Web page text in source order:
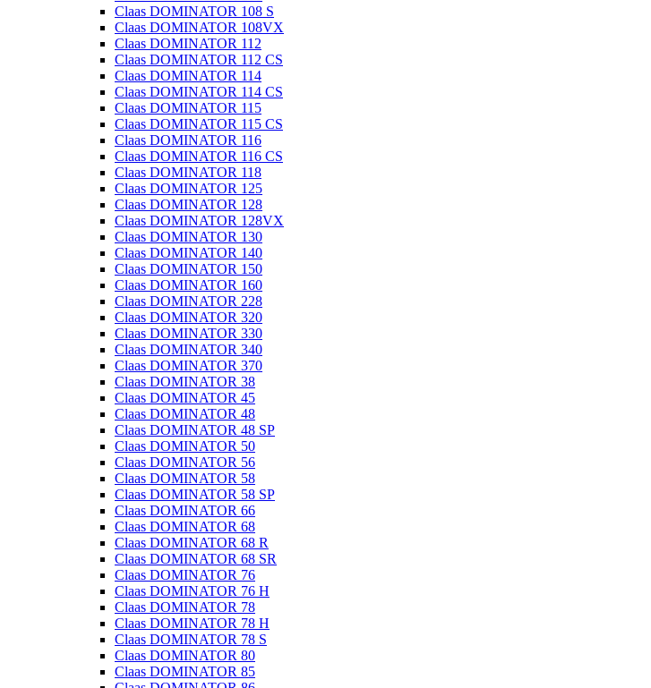
Claas DOMINATOR 108 S
Claas DOMINATOR 108VX
Claas DOMINATOR 112
Claas DOMINATOR 112 CS
Claas DOMINATOR 114
Claas DOMINATOR 114 CS
Claas DOMINATOR 115
Claas DOMINATOR 115 CS
Claas DOMINATOR 116
Claas DOMINATOR 116 CS
Claas DOMINATOR 118
Claas DOMINATOR 125
Claas DOMINATOR 128
Claas DOMINATOR 128VX
Claas DOMINATOR 130
Claas DOMINATOR 140
Claas DOMINATOR 150
Claas DOMINATOR 160
Claas DOMINATOR 228
Claas DOMINATOR 320
Claas DOMINATOR 330
Claas DOMINATOR 340
Claas DOMINATOR 370
Claas DOMINATOR 38
Claas DOMINATOR 45
Claas DOMINATOR 48
Claas DOMINATOR 48 SP
Claas DOMINATOR 50
Claas DOMINATOR 56
Claas DOMINATOR 58
Claas DOMINATOR 58 SP
Claas DOMINATOR 66
Claas DOMINATOR 68
Claas DOMINATOR 68 R
Claas DOMINATOR 68 SR
Claas DOMINATOR 76
Claas DOMINATOR 76 H
Claas DOMINATOR 78
Claas DOMINATOR 78 H
Claas DOMINATOR 78 S
Claas DOMINATOR 80
Claas DOMINATOR 85